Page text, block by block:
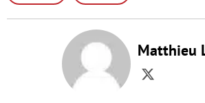
Matthieu
Twitter